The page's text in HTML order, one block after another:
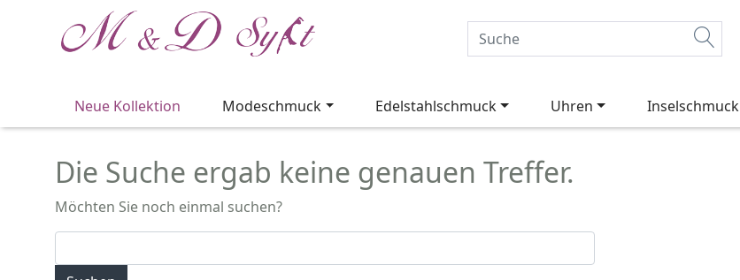
Neue Kollektion Modeschmuck Edelstahlschmuck Uhren Inselschmuck
Die Suche ergab keine genauen Treffer.
Möchten Sie noch einmal suchen?